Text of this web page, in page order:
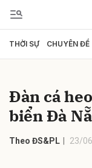
THỜI SỰ CHUYÊN ĐỀ
Đàn cá
biển Đà
Theo ĐS&PL 23/
Gửi bình luận